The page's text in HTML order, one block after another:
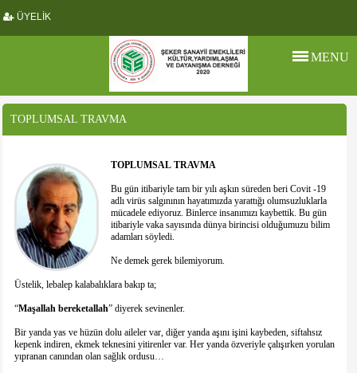
ÜYELİK
MENU
TOPLUMSAL TRAVMA
TOPLUMSAL TRAVMA
Bu gün itibariyle tam bir yılı aşkın süreden beri Covit -19
adlı virüs salgınının hayatımızda yarattığı olumsuzluklarla
mücadele ediyoruz. Binlerce insanımızı kaybettik. Bu gün
itibariyle vaka sayısında dünya birincisi olduğumuzu bilim
adamları söyledi.
Ne demek gerek bilemiyorum.
Üstelik, lebalep kalabalıklara bakıp ta;
“Maşallah bereketallah” diyerek sevinenler.
Bir yanda yas ve hüzün dolu aileler var, diğer yanda aşını işini kaybeden, siftahsız
kepenk indiren, ekmek teknesini yitirenler var. Her yanda özveriyle çalışırken yorulan
yıpranan canından olan sağlık ordusu…